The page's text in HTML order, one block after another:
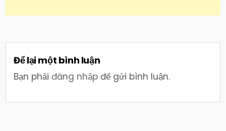
Để lại một bình luận
Bạn phảiđăng nhập để gửi bình luận.